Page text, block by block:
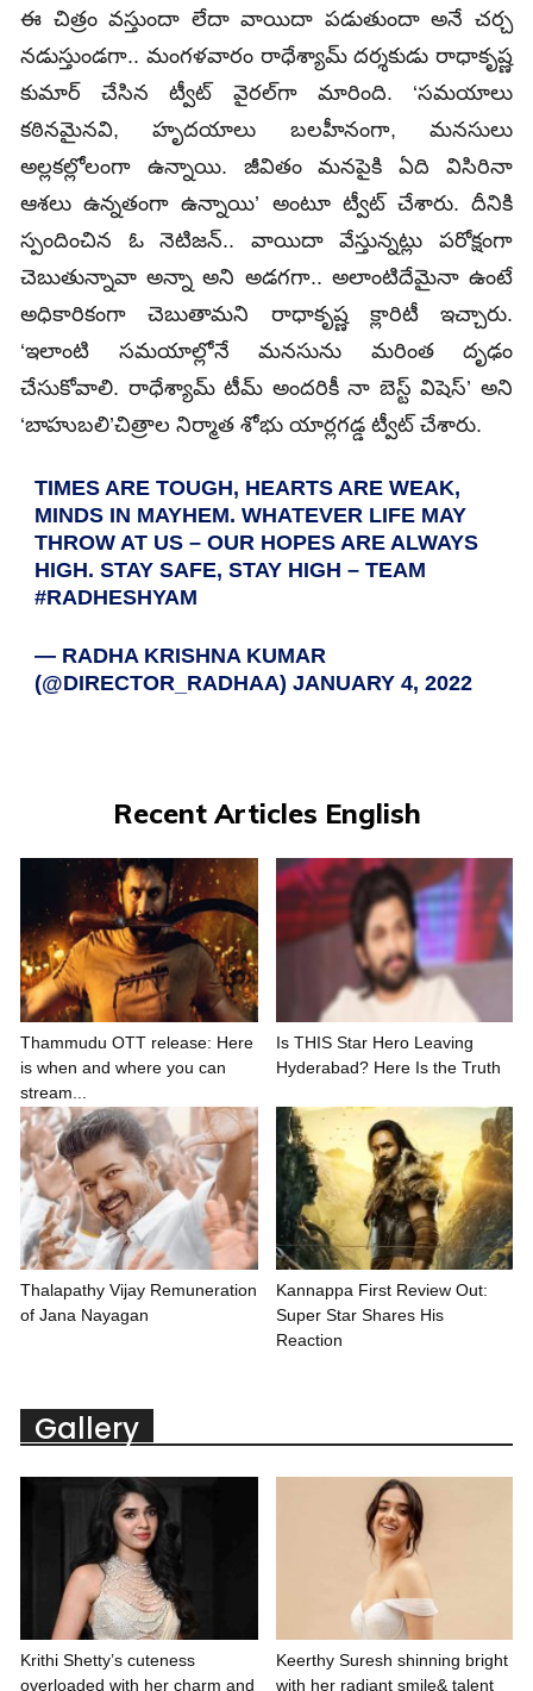
ఈ చిత్రం వస్తుందా లేదా వాయిదా పడుతుందా అనే చర్చ
నడుస్తుండగా.. మంగళవారం రాధేశ్యామ్‌ దర్శకుడు రాధాకృష్ణ
కుమార్‌ చేసిన ట్వీట్‌ వైరల్‌గా మారింది. ‘సమయాలు
కఠినమైనవి, హృదయాలు బలహీనంగా, మనసులు
అల్లకల్లోలంగా ఉన్నాయి. జీవితం మనపైకి ఏది విసిరినా
ఆశలు ఉన్నతంగా ఉన్నాయి’ అంటూ ట్వీట్‌ చేశారు. దీనికి
స్పందించిన ఓ నెటిజన్‌.. వాయిదా వేస్తున్నట్లు పరోక్షంగా
చెబుతున్నావా అన్నా అని అడగగా.. అలాంటిదేమైనా ఉంటే
అధికారికంగా చెబుతామని రాధాకృష్ణ క్లారిటీ ఇచ్చారు.
‘ఇలాంటి సమయాల్లోనే మనసును మరింత దృఢం
చేసుకోవాలి. రాధేశ్యామ్‌ టీమ్‌ అందరికీ నా బెస్ట్‌ విషెస్‌’ అని
‘బాహుబలి’చిత్రాల నిర్మాత శోభు యార్లగడ్డ ట్వీట్‌ చేశారు.
TIMES ARE TOUGH, HEARTS ARE WEAK,
MINDS IN MAYHEM. WHATEVER LIFE MAY
THROW AT US – OUR HOPES ARE ALWAYS
HIGH. STAY SAFE, STAY HIGH – TEAM
#RADHESHYAM
— RADHA KRISHNA KUMAR
(@DIRECTOR_RADHAA)JANUARY 4, 2022
Recent Articles English
Thammudu OTT release: Here
is when and where you can
stream...
Is THIS Star Hero Leaving
Hyderabad? Here Is the Truth
Thalapathy Vijay Remuneration
of Jana Nayagan
Kannappa First Review Out:
Super Star Shares His
Reaction
Gallery
Krithi Shetty’s cuteness
overloaded with her charm and
Keerthy Suresh shinning bright
with her radiant smile& talent